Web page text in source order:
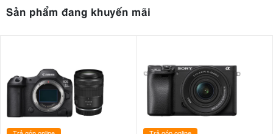
Sản phẩm đang khuyến mãi